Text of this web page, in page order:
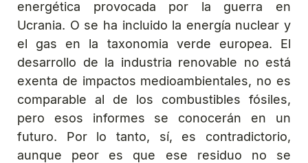
energética provocada por la guerra en
Ucrania. O se ha incluido la energía nuclear y
el gas en la taxonomia verde europea. El
desarrollo de la industria renovable no está
exenta de impactos medioambientales, no es
comparable al de los combustibles fósiles,
pero esos informes se conocerán en un
futuro. Por lo tanto, sí, es contradictorio,
aunque peor es que ese residuo no se